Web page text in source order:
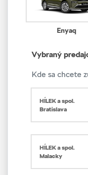
Enyaq
Vybraný
Kde sa chcete
HÍLEK a spol.
Bratislava
HÍLEK a spol.
Malacky